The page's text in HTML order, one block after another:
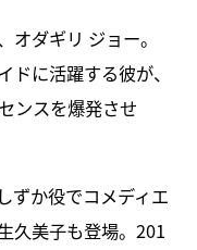
ダギリ ジョー。
に活躍する彼が、
ンスを爆発させ
ずか役でコメディエ
久美子も登場。201